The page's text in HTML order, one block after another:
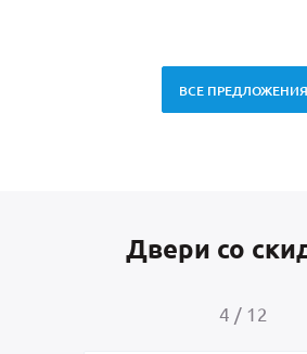
ВСЕ ПРЕДЛОЖЕНИЯ
Двери со
4 / 12